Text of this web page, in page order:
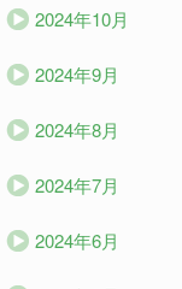
2024年10月
2024年9月
2024年8月
2024年7月
2024年6月